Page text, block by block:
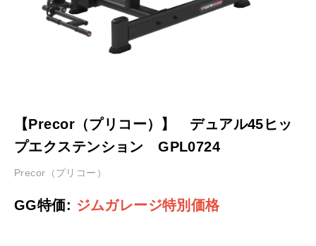
【Precor（プリコー）】 デュアル45ヒッ
プエクステンション GPL0724
Precor（プリコー）
GG特価: ジムガレージ特別価格